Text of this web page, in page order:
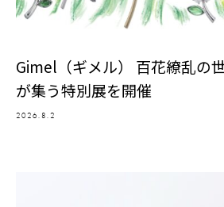
Gimel（ギメル） 百花繚乱の
が集う特別展を開催
2026.8.2